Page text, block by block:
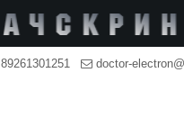
89261301251 doctor-